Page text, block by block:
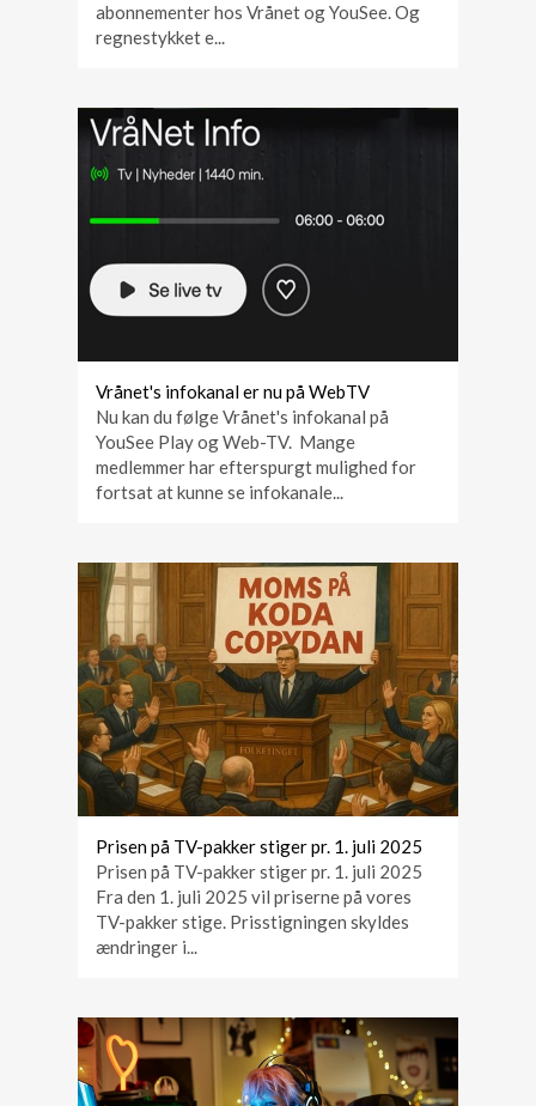
abonnementer hos Vrånet og YouSee. Og
regnestykket e...
Vrånet's infokanal er nu på WebTV
Nu kan du følge Vrånet's infokanal på
YouSee Play og Web-TV. Mange
medlemmer har efterspurgt mulighed for
fortsat at kunne se infokanale...
Prisen på TV-pakker stiger pr. 1. juli 2025
Prisen på TV-pakker stiger pr. 1. juli 2025
Fra den 1. juli 2025 vil priserne på vores
TV-pakker stige. Prisstigningen skyldes
ændringer i...